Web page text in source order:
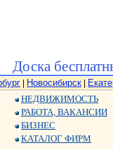
Доска
Новосибирск
НЕДВИЖИМОСТЬ
РАБОТА, ВАКАНСИИ
БИЗНЕС
КАТАЛОГ ФИРМ